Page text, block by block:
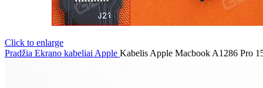
Click to enlarge
Pradžia Ekrano kabeliai Apple Kabelis Apple Macbook A1286 Pro